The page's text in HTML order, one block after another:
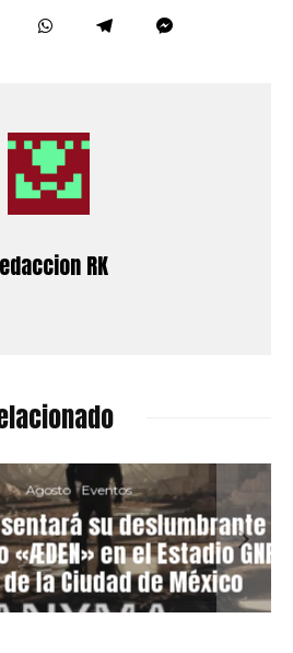
RK
Eventos
su deslumbrante
en el Estadio GNP
Ciudad de México